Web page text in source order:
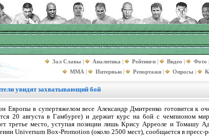
Зал Славы | Аналитика | Рейтинги | Видео | Фото |
MMA | Интервью | Репортажи | Опросы |
увидят захватывающий бой
Европы в супертяжелом весе Александр Дмитренко готовится к
20 августа в Гамбурге) и держит курс на бой с чемпионом
третье место, уступая позиции лишь Крису Арреоле и Томашу
Universum Box-Promotion (около 2500 мест), сообщается в пресс-